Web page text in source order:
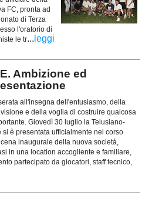
FC, pronta ad
di Terza
l'oratorio di
le tr... leggi
Ambizione ed
all'insegna dell'entusiasmo, della
e della voglia di costruire qualcosa
Giovedì 30 luglio la Telusiano-
si è presentata ufficialmente nel corso
inaugurale della nuova società,
in una location accogliente e familiare,
partecipato da giocatori, staff tecnico,